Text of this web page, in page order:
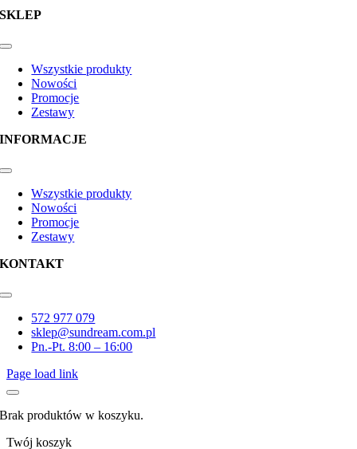
SKLEP
Toggle
NavigationWszystkie produkty
Nowości
Promocje
Zestawy
INFORMACJE
Toggle
NavigationWszystkie produkty
Nowości
Promocje
Zestawy
KONTAKT
Toggle
Navigation572 977 079
sklep@sundream.com.pl
Pn.-Pt. 8:00 – 16:00
Page load link
Brak produktów w koszyku.
Twój koszyk